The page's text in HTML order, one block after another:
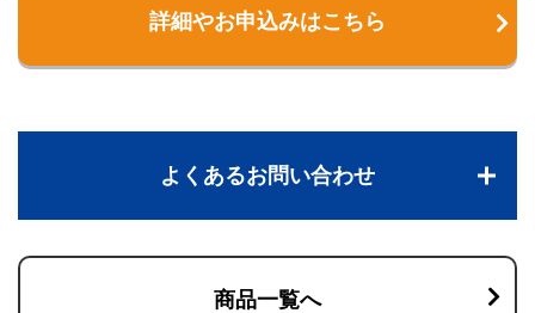
詳細やお申込みはこちら
よくあるお問い合わせ
商品一覧へ